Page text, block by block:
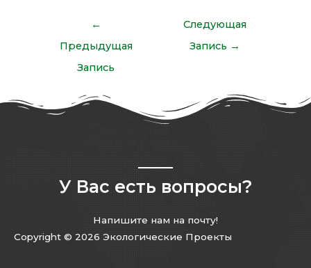
←
Предыдущая
Запись
Следующая
Запись →
У Вас есть вопросы?
Напишите нам на почту!
Copyright © 2026 Экологические Проекты